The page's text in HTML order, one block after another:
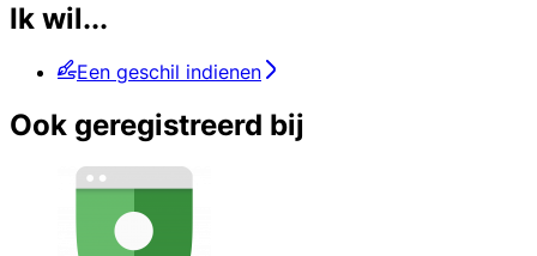
Ik wil...
Een geschil indienen
Ook geregistreerd bij